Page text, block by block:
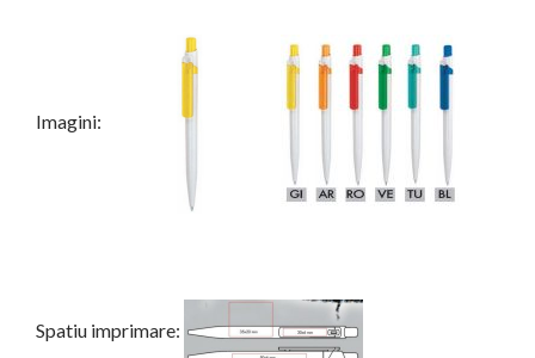
Imagini:
Spatiu imprimare: